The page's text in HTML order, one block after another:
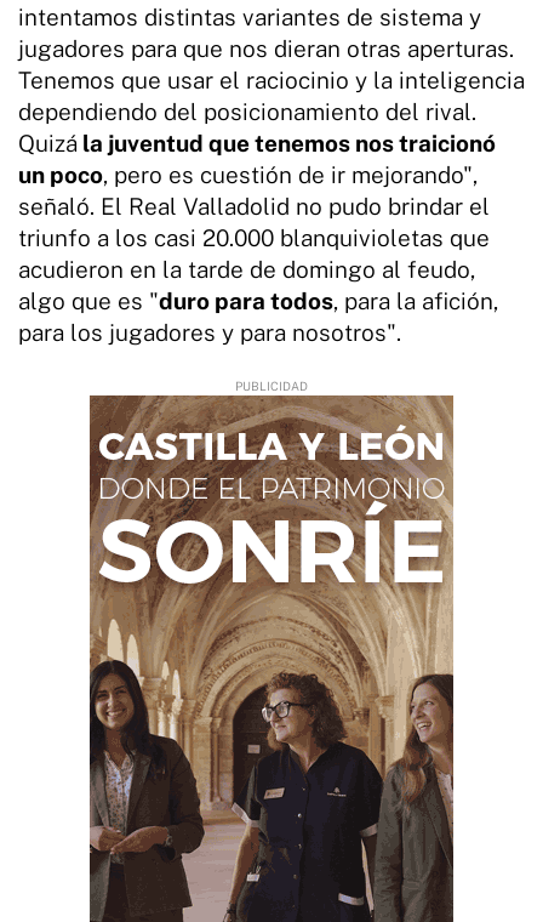
intentamos distintas variantes de sistema y
jugadores para que nos dieran otras aperturas.
Tenemos que usar el raciocinio y la inteligencia
dependiendo del posicionamiento del rival.
Quizá la juventud que tenemos nos traicionó
un poco, pero es cuestión de ir mejorando",
señaló. El Real Valladolid no pudo brindar el
triunfo a los casi 20.000 blanquivioletas que
acudieron en la tarde de domingo al feudo,
algo que es "duro para todos, para la afición,
para los jugadores y para nosotros".